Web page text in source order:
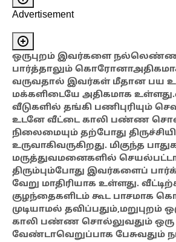
Advertisement
ஒருபுறம் இவர்களை
பார்த்தாலும்
வருவதால் இவர்கள் மீதான பய
மக்களிடையே அதிகமாக
வீடுகளில் தங்கி பணிபுரியும்
உடனே வீட்டை காலி பண்ண
நிலைமையும் தற்போது
உருவாகிவருகிறது. மிகுந்த
மருத்துவமனைகளில்
திரும்பும்போது இவர்களைப்
வேறு மாதிரியாக உள்ளது.
குழந்தைகளிடம் கூட பாசமாக
முடியாமல் தவிப்பதும்,மறுபுறம்
காலி பண்ண சொல்லுவதும் ஒரு
வேண்டாவெறுப்பாக பேசுவதும்